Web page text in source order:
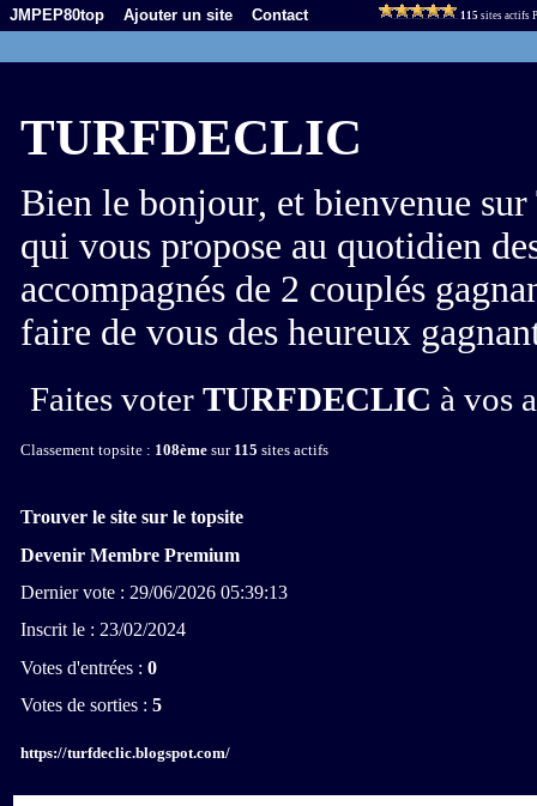
JMPEP80top Ajouter un site Contact 115 sites actifs
TURFDECLIC
Bien le bonjour, et bienvenue
qui vous propose au quotidien
accompagnés de 2 couplés
faire de vous des heureux
Faites voter TURFDECLIC à vos
Classement topsite : 108ème sur 115 sites actifs
Trouver le site sur le topsite
Devenir Membre Premium
Dernier vote : 29/06/2026 05:39:13
Inscrit le : 23/02/2024
Votes d'entrées : 0
Votes de sorties : 5
https://turfdeclic.blogspot.com/